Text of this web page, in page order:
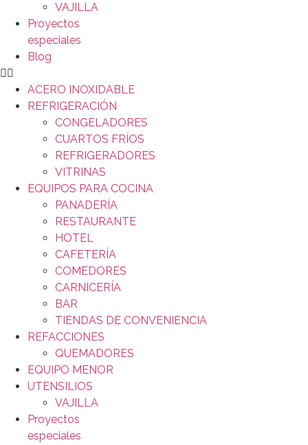
VAJILLA
Proyectos
especiales
Blog
ACERO INOXIDABLE
REFRIGERACIÓN
CONGELADORES
CUARTOS FRÍOS
REFRIGERADORES
VITRINAS
EQUIPOS PARA COCINA
PANADERÍA
RESTAURANTE
HOTEL
CAFETERÍA
COMEDORES
CARNICERÍA
BAR
TIENDAS DE CONVENIENCIA
REFACCIONES
QUEMADORES
EQUIPO MENOR
UTENSILIOS
VAJILLA
Proyectos
especiales